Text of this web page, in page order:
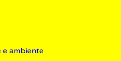
e ambiente